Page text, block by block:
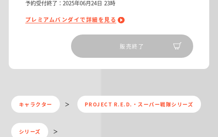
予約受付終了：2025年06月24日 23時
プレミアムバンダイで詳細を見る
販売終了
キャラクター PROJECT R.E.D.・スーパー戦隊シリーズ
シリーズ